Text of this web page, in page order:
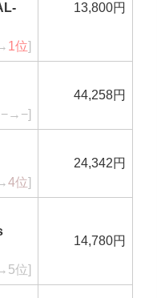
1位]
13,800円
44,258円
4位]
24,342円
位]
14,780円